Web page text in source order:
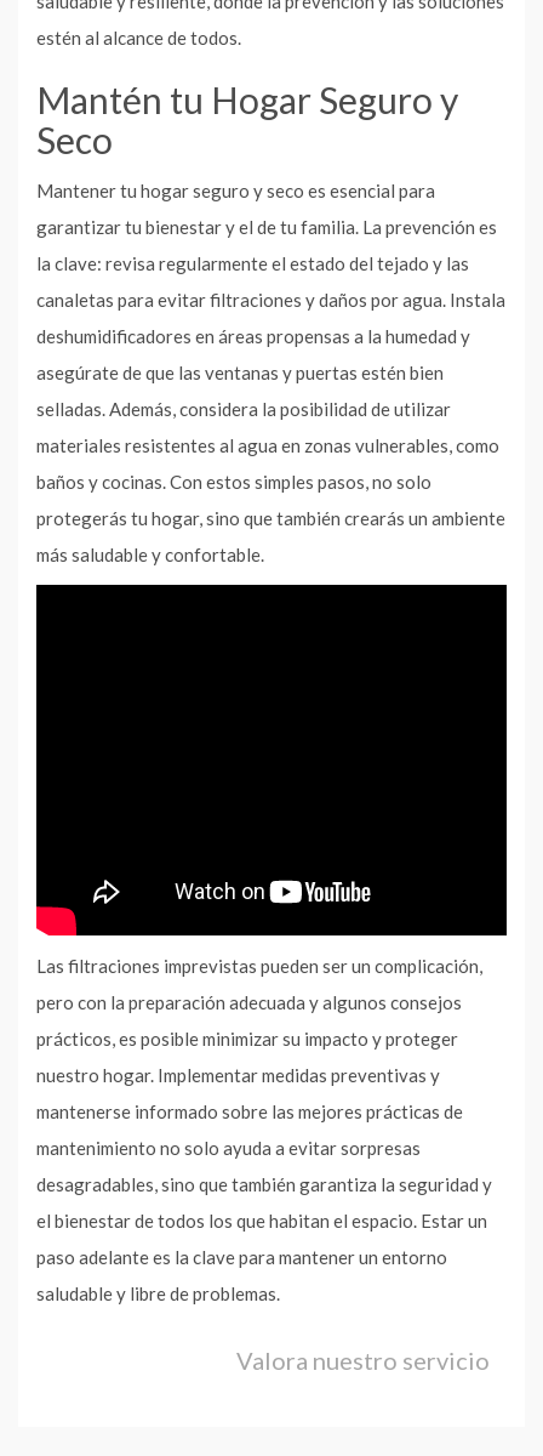
estén al alcance de todos.
Mantén tu Hogar Seguro y
Seco
Mantener tu hogar seguro y seco es esencial para
garantizar tu bienestar y el de tu familia. La prevención es
la clave: revisa regularmente el estado del tejado y las
canaletas para evitar filtraciones y daños por agua. Instala
deshumidificadores en áreas propensas a la humedad y
asegúrate de que las ventanas y puertas estén bien
selladas. Además, considera la posibilidad de utilizar
materiales resistentes al agua en zonas vulnerables, como
baños y cocinas. Con estos simples pasos, no solo
protegerás tu hogar, sino que también crearás un ambiente
más saludable y confortable.
Las filtraciones imprevistas pueden ser un complicación,
pero con la preparación adecuada y algunos consejos
prácticos, es posible minimizar su impacto y proteger
nuestro hogar. Implementar medidas preventivas y
mantenerse informado sobre las mejores prácticas de
mantenimiento no solo ayuda a evitar sorpresas
desagradables, sino que también garantiza la seguridad y
el bienestar de todos los que habitan el espacio. Estar un
paso adelante es la clave para mantener un entorno
saludable y libre de problemas.
Valora nuestro servicio